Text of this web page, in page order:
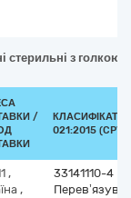
стерильні з
/
021:2015 (CPV)
,
,
33141110-4